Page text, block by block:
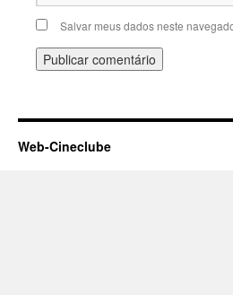
Salvar meus dados neste
Web-Cineclube